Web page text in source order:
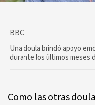
BBC
Una doula brindó apoyo
durante los últimos meses
Como las otras